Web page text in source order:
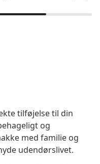
tilføjelse til din
og
med familie og
udendørslivet.